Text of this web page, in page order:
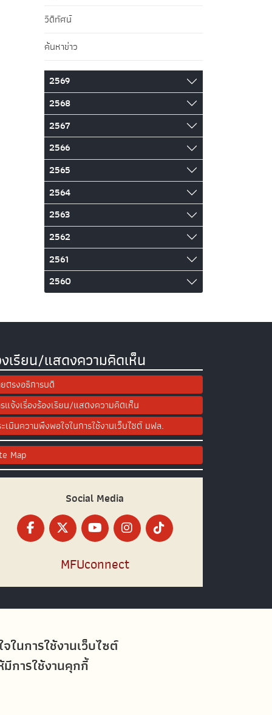
นการใช้งานเว็บไซต์
การใช้งานคุกกี้
วิดีทัศน์
ค้นหาข่าว
2569
2568
2567
2566
2565
2564
2563
2562
2561
2560
เรียน/แสดงความคิดเห็น
ตรงอธิการบดี
แจ้งเรื่องร้องเรียน/แสดงความคิดเห็น
เมินความพึงพอใจในการใช้งานเว็บไซต์ มฟล.
Map
Social Media
MFUconnect